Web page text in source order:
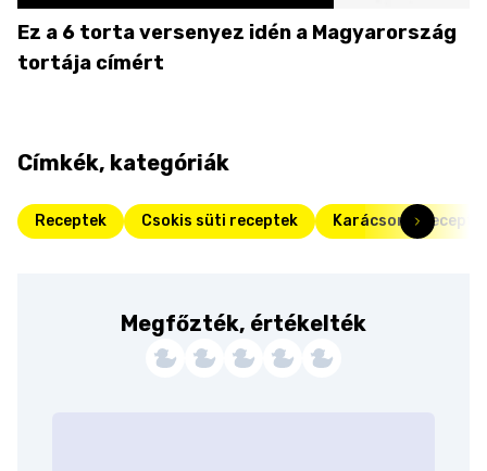
Ez a 6 torta versenyez idén a Magyarország
tortája címért
Címkék, kategóriák
Receptek Csokis süti receptek Karácsonyi
Megfőzték, értékelték